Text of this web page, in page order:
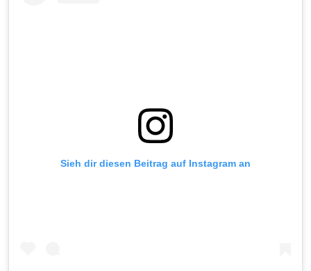
Sieh dir diesen Beitrag auf Instagram an